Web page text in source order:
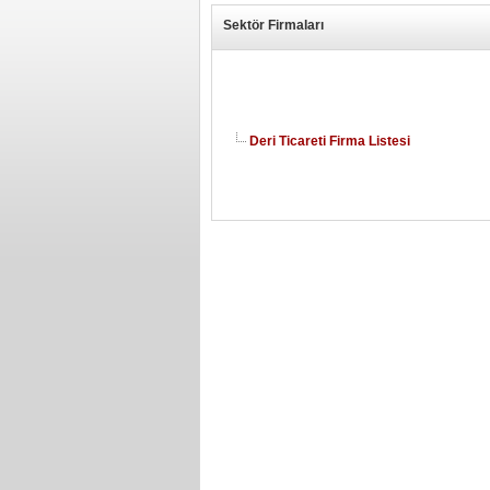
Sektör Firmaları
Deri Ticareti Firma Listesi